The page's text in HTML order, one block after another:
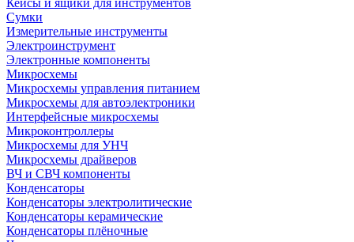
Кейсы и ящики для инструментов
Сумки
Измерительные инструменты
Электроинструмент
Электронные компоненты
Микросхемы
Микросхемы управления питанием
Микросхемы для автоэлектроники
Интерфейсные микросхемы
Микроконтроллеры
Микросхемы для УНЧ
Микросхемы драйверов
ВЧ и СВЧ компоненты
Конденсаторы
Конденсаторы электролитические
Конденсаторы керамические
Конденсаторы плёночные